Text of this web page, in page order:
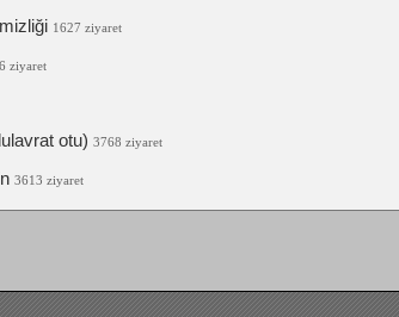
1627 ziyaret
ziyaret
otu) 3768 ziyaret
3613 ziyaret